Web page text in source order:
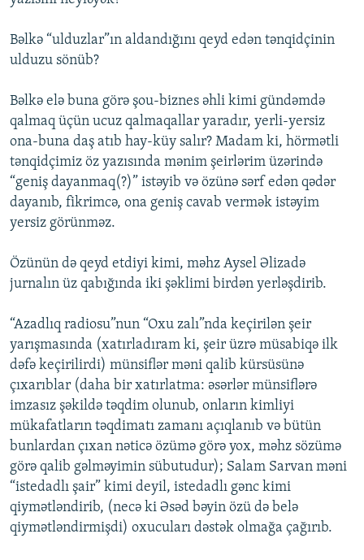
Bəlkə “ulduzlar”ın aldandığını qeyd edən tənqidçinin
ulduzu sönüb?
Bəlkə elə buna görə şou-biznes əhli kimi gündəmdə
qalmaq üçün ucuz qalmaqallar yaradır, yerli-yersiz
ona-buna daş atıb hay-küy salır? Madam ki, hörmətli
tənqidçimiz öz yazısında mənim şeirlərim üzərində
“geniş dayanmaq(?)” istəyib və özünə sərf edən qədər
dayanıb, fikrimcə, ona geniş cavab vermək istəyim
yersiz görünməz.
Özünün də qeyd etdiyi kimi, məhz Aysel Əlizadə
jurnalın üz qabığında iki şəklimi birdən yerləşdirib.
“Azadlıq radiosu”nun “Oxu zalı”nda keçirilən şeir
yarışmasında (xatırladıram ki, şeir üzrə müsabiqə ilk
dəfə keçirilirdi) münsiflər məni qalib kürsüsünə
çıxarıblar (daha bir xatırlatma: əsərlər münsiflərə
imzasız şəkildə təqdim olunub, onların kimliyi
mükafatların təqdimatı zamanı açıqlanıb və bütün
bunlardan çıxan nəticə özümə görə yox, məhz sözümə
görə qalib gəlməyimin sübutudur); Salam Sarvan məni
“istedadlı şair” kimi deyil, istedadlı gənc kimi
qiymətləndirib, (necə ki Əsəd bəyin özü də belə
qiymətləndirmişdi) oxucuları dəstək olmağa çağırıb.